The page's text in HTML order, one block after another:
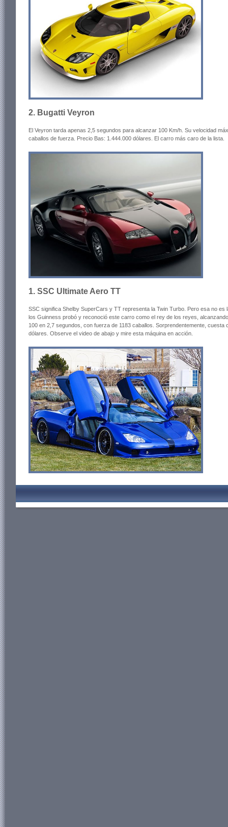
2. Bugatti Veyron
El Veyron tarda apenas 2,5 segundos para alcanzar 100 Km/h. Su velocidad
caballos de fuerza. Precio Bas: 1.444.000 dólares. El carro más caro de la lista.
1. SSC Ultimate Aero TT
SSC significa Shelby SuperCars y TT representa la Twin Turbo. Pero esa no
los Guinness probó y reconoció este carro como el rey de los reyes,
100 en 2,7 segundos, con fuerza de 1183 caballos. Sorprendentemente, cuesta
dólares. Observe el video de abajo y mire esta máquina en acción.